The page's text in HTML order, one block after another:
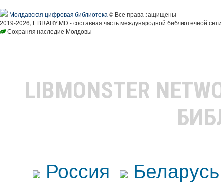
Молдавская цифровая библиотека © Все права защищены
2019-2026, LIBRARY.MD - составная часть международной библиотечной
Сохраняя наследие Молдовы
LIBMONSTER
Россия
Беларусь